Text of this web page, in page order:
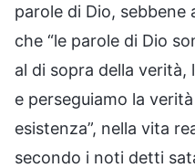
parole di Dio,
che “le parole di Dio
al di sopra della
e perseguiamo la
esistenza”, nella vita
secondo i noti detti